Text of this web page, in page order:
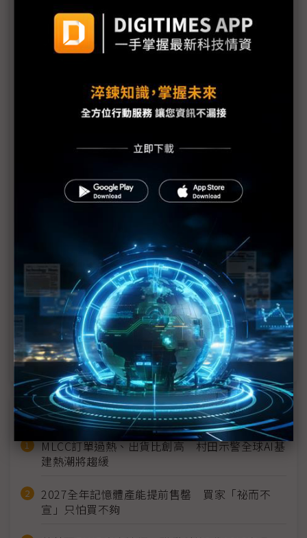
OpenAI內外夾擊 與創辦初衷日益分化
Sam Altman要求蓋36座晶圓廠 台積電高層稱異想
OpenAI估2024年虧損50億美元 蘋果退出新一輪融
OpenAI向美提議建多座大資料中心 能源公司高層：
Sam Altman否認配股傳聞 OpenAI是否轉型成謎
OpenAI高層異動頻繁 Sam Altman稱與公司重組無
OpenAI再掀人事異動 CTO等3名技術主管離職
呼籲監管AI卻反對加州法案 OpenAI、Altman各自
立場為何？
OpenAI洽談籌65億美元 估值上看1,500億美元
近７天熱門報導
MLCC訂單過熱、出貨比創高 村田示警全球AI基
建熱潮將趨緩
2027全年記憶體產能提前售罄 買家「祕而不
宣」只怕買不夠